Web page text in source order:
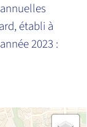
établi à
2023 :